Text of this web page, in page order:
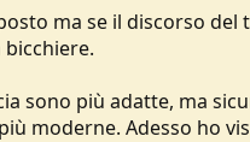
ma se il discorso
sono più adatte, ma
moderne. Adesso ho